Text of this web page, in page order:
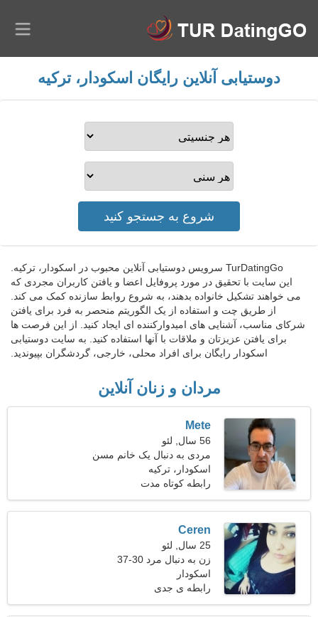
دوستیابی آنلاین رایگان اسکودار، ترکیه
TurDatingGo سرویس دوستیابی آنلاین محبوب در اسکودار، ترکیه.
این سایت با تحقیق در مورد پروفایل اعضا و یافتن کاربران مجردی که
می خواهند تشکیل خانواده بدهند، به شروع روابط سازنده کمک می کند.
از طریق چت و استفاده از یک الگوریتم منحصر به فرد برای یافتن
شرکای مناسب، آشنایی های امیدوارکننده ای ایجاد کنید. از این فرصت ها
برای یافتن عزیزتان و ملاقات با آنها استفاده کنید. به سایت دوستیابی
اسکودار رایگان برای افراد محلی، خارجی، گردشگران بپیوندید.
مردان و زنان آنلاین
Mete
56 سال, لئو
مردی به دنبال یک خانم مسن
44-51
اسکودار، ترکیه
رابطه کوتاه مدت
Ceren
25 سال, لئو
زن به دنبال مرد 30-37
اسکودار
رابطه ی جدی